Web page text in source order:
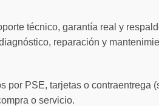
técnico, garantía real y
reparación y
por PSE, tarjetas o contraentrega
o servicio.